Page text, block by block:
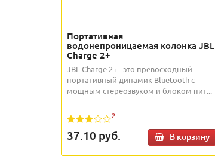
Портативная
водонепроницаемая колонка JBL
Charge 2+
JBL Charge 2+ - это превосходный
портативный динамик Bluetooth с
мощным стереозвуком и блоком пит...
2
37.10 руб. В корзину